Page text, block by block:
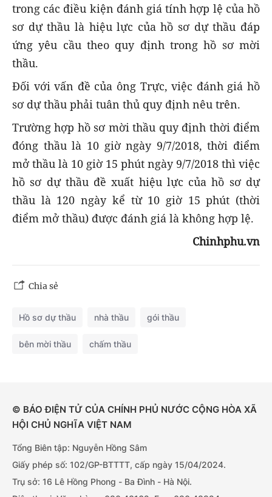
trong các điều kiện đánh giá tính hợp lệ của hồ
sơ dự thầu là hiệu lực của hồ sơ dự thầu đáp
ứng yêu cầu theo quy định trong hồ sơ mời
thầu.
Đối với vấn đề của ông Trực, việc đánh giá hồ
sơ dự thầu phải tuân thủ quy định nêu trên.
Trường hợp hồ sơ mời thầu quy định thời điểm
đóng thầu là 10 giờ ngày 9/7/2018, thời điểm
mở thầu là 10 giờ 15 phút ngày 9/7/2018 thì việc
hồ sơ dự thầu đề xuất hiệu lực của hồ sơ dự
thầu là 120 ngày kể từ 10 giờ 15 phút (thời
điểm mở thầu) được đánh giá là không hợp lệ.
Chinhphu.vn
Chia sẻ
Hồ sơ dự thầu nhà thầu gói thầu
bên mời thầu chấm thầu
© BÁO ĐIỆN TỬ CỦA CHÍNH PHỦ NƯỚC CỘNG HÒA XÃ
HỘI CHỦ NGHĨA VIỆT NAM
Tổng Biên tập: Nguyễn Hồng Sâm
Giấy phép số: 102/GP-BTTTT, cấp ngày 15/04/2024.
Trụ sở: 16 Lê Hồng Phong - Ba Đình - Hà Nội.